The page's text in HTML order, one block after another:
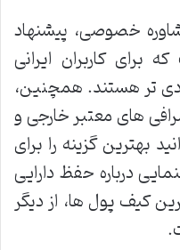
خصوصی، پیشنهاد
برای کاربران ایرانی
تر هستند. همچنین،
های معتبر خارجی و
بهترین گزینه را برای
درباره حفظ دارایی
کیف پول ها، از دیگر